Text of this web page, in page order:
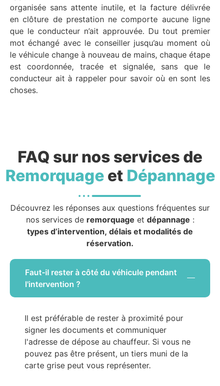
organisée sans attente inutile, et la facture délivrée
en clôture de prestation ne comporte aucune ligne
que le conducteur n’ait approuvée. Du tout premier
mot échangé avec le conseiller jusqu’au moment où
le véhicule change à nouveau de mains, chaque étape
est coordonnée, tracée et signalée, sans que le
conducteur ait à rappeler pour savoir où en sont les
choses.
FAQ sur nos services de
Remorquageet Dépannage
Découvrez les réponses aux questions fréquentes sur
nos services de remorquage et dépannage :
types d’intervention, délais et modalités de
réservation.
Faut-il rester à côté du véhicule pendant
l'intervention ?
Il est préférable de rester à proximité pour
signer les documents et communiquer
l'adresse de dépose au chauffeur. Si vous ne
pouvez pas être présent, un tiers muni de la
carte grise peut vous représenter.